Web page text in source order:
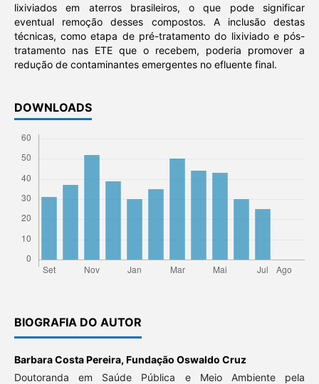
lixiviados em aterros brasileiros, o que pode significar
eventual remoção desses compostos. A inclusão destas
técnicas, como etapa de pré-tratamento do lixiviado e pós-
tratamento nas ETE que o recebem, poderia promover a
redução de contaminantes emergentes no efluente final.
DOWNLOADS
BIOGRAFIA DO AUTOR
Barbara Costa Pereira, Fundação Oswaldo Cruz
Doutoranda em Saúde Pública e Meio Ambiente pela